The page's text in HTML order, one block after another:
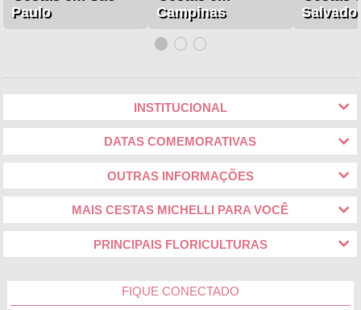
Paulo
Campinas
INSTITUCIONAL
DATAS COMEMORATIVAS
OUTRAS INFORMAÇÕES
MAIS CESTAS MICHELLI PARA VOCÊ
PRINCIPAIS FLORICULTURAS
FIQUE CONECTADO